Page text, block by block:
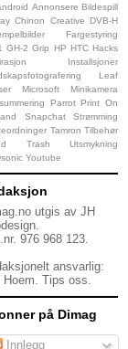
Annonsere Bildespill
Chinon Creative
DVB-H
Fargestyring
GH-2 Grip HP HTC Hacks
Installsjoner
Leaf
Microsoft
Minikamera
Parrot Print On
Snapchat
Strømming
Tamron Tilbehør
Trash
Utsmykning
Youtube
utgis av JH
976 968 123.
ansvarlig:
Hoem. Tips oss.
på Dimag
Innlegg